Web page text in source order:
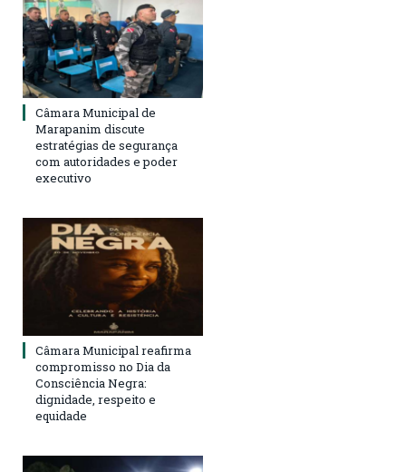
Câmara Municipal de
Marapanim discute
estratégias de segurança
com autoridades e poder
executivo
Câmara Municipal reafirma
compromisso no Dia da
Consciência Negra:
dignidade, respeito e
equidade